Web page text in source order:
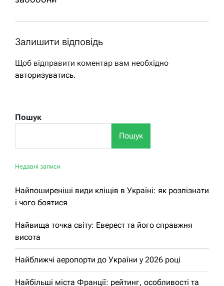
Залишити відповідь
Щоб відправити коментар вам необхідно
авторизуватись.
Пошук
Пошук
Недавні записи
Найпоширеніші види кліщів в Україні: як розпізнати
і чого боятися
Найвища точка світу: Еверест та його справжня
висота
Найближчі аеропорти до України у 2026 році
Найбільші міста Франції: рейтинг, особливості та